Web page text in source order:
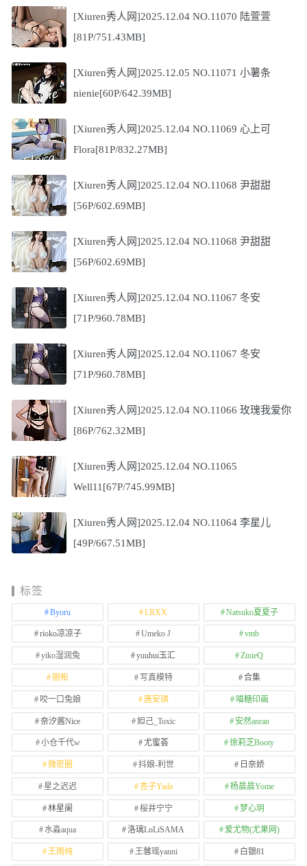
[Xiuren秀人网]2025.12.04 NO.11070 陆萱萱
[81P/751.43MB]
[Xiuren秀人网]2025.12.05 NO.11071 小薯条
nienie[60P/642.39MB]
[Xiuren秀人网]2025.12.04 NO.11069 心上可
Flora[81P/832.27MB]
[Xiuren秀人网]2025.12.04 NO.11068 尹甜甜
[56P/602.69MB]
[Xiuren秀人网]2025.12.04 NO.11068 尹甜甜
[56P/602.69MB]
[Xiuren秀人网]2025.12.04 NO.11067 冬安
[71P/960.78MB]
[Xiuren秀人网]2025.12.04 NO.11067 冬安
[71P/960.78MB]
[Xiuren秀人网]2025.12.04 NO.11066 玫瑰我爱你
[86P/762.32MB]
[Xiuren秀人网]2025.12.04 NO.11065
Well11[67P/745.99MB]
[Xiuren秀人网]2025.12.04 NO.11064 李星儿
[49P/667.51MB]
标签
Byoru LRXX Natsuko夏夏子
rioko凉凉子 Umeko J vmb
yiko湿润兔 yuuhui玉汇 ZinieQ
丽柜 写真模特 合集
咬一口兔娘 唐安琪 喵糖印画
奈汐酱Nice 妲己_Toxic 安然anran
小仓千代w 尤蜜荟 徐莉芝Booty
微密圈 抖娘-利世 日奈娇
星之迟迟 杏子Yada 杨晨晨Yome
林星阑 桜井宁宁 梦心玥
水淼aqua 洛璃LoLiSAMA 爱尤物(尤果网)
王雨纯 王馨瑶yanni 白银81